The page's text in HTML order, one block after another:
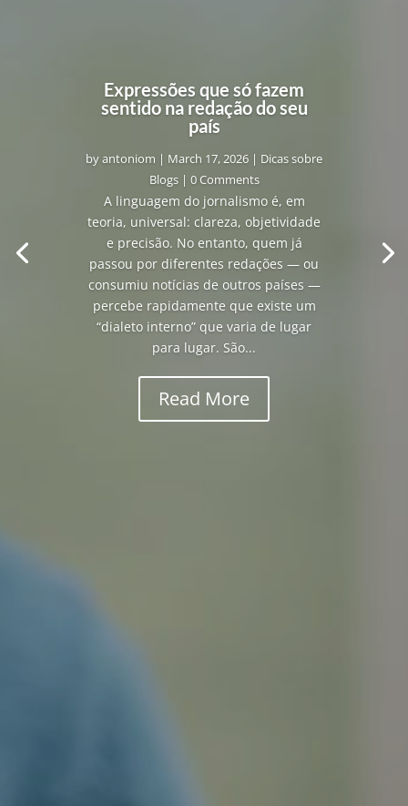
Expressões que só fazem
sentido na redação do seu
país
byantoniom | March 17, 2026 | Dicas sobre
Blogs| 0 Comments
A linguagem do jornalismo é, em
teoria, universal: clareza, objetividade
e precisão. No entanto, quem já
passou por diferentes redações — ou
consumiu notícias de outros países —
percebe rapidamente que existe um
“dialeto interno” que varia de lugar
para lugar. São...
Read More